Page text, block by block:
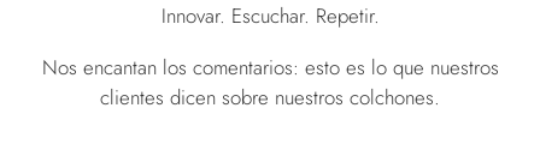
Innovar. Escuchar. Repetir.
Nos encantan los comentarios: esto es lo que nuestros
clientes dicen sobre nuestros colchones.